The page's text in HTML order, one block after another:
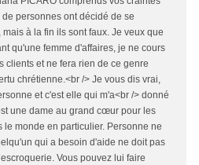
personnes ont décidé de se
à la fin ils sont faux. Je veux que
qu'une femme d'affaires, je ne cours
clients et ne fera rien de ce genre
chrétienne.<br /> Je vous dis vrai,
et c'est elle qui m'a<br /> donné
une dame au grand cœur pour les
le monde en particulier. Personne ne
qui a besoin d'aide ne doit pas
Vous pouvez lui faire